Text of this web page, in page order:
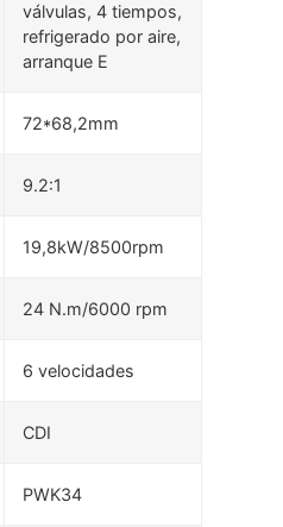
válvulas, 4 tiempos,
refrigerado por aire,
arranque E
72*68,2mm
9.2:1
19,8kW/8500rpm
24 N.m/6000 rpm
6 velocidades
CDI
PWK34